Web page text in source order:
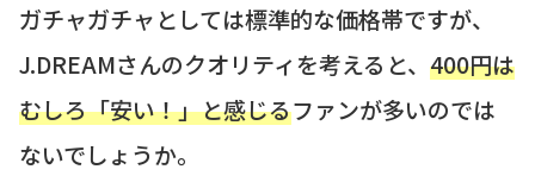
ガチャガチャとしては標準的な価格帯ですが、
J.DREAMさんのクオリティを考えると、 400円は
むしろ「安い！」と感じるファンが多いのでは
ないでしょうか。